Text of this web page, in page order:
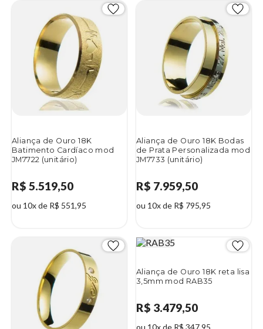
Aliança de Ouro 18K
Batimento Cardíaco mod
JM7722 (unitário)
R$ 5.519,50
ou 10x de R$ 551,95
Aliança de Ouro 18K Bodas
de Prata Personalizada mod
JM7733 (unitário)
R$ 7.959,50
ou 10x de R$ 795,95
Aliança de Ouro 18K reta lisa
3,5mm mod RAB35
R$ 3.479,50
ou 10x de R$ 347,95